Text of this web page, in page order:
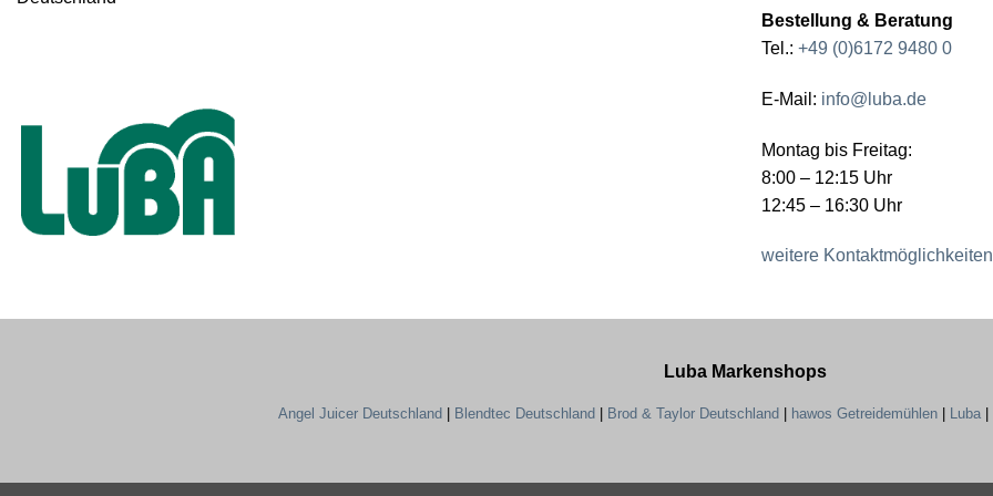
Bestellung & Beratung
Tel.: +49 (0)6172 9480 0
E-Mail: info@luba.de
Montag bis Freitag:
8:00 – 12:15 Uhr
12:45 – 16:30 Uhr
weitere Kontaktmöglichkeiten
Luba Markenshops
Angel Juicer Deutschland Blendtec Deutschland Brod & Taylor Deutschland hawos Getreidemühlen Luba